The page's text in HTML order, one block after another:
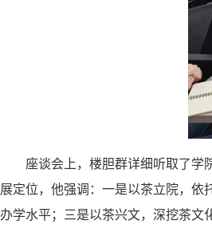
座谈会上，楼胆群详细听取了学
展定位，他强调：一是以茶立院，依
办学水平；三是以茶兴文，深挖茶文